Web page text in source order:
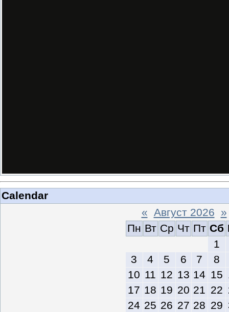
Calendar
« Август 2026 »
Пн Вт Ср Чт Пт Сб
1
3
4 5 6 7
8
10 11 12 13 14 15
17 18 19 20 21 22
24 25 26 27 28 29